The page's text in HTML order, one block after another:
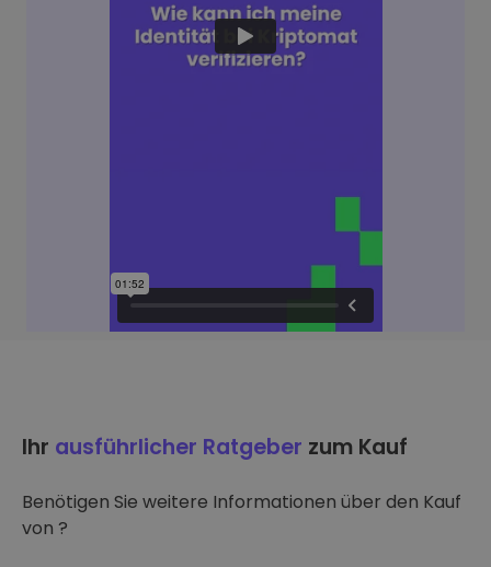
Ihr ausführlicher Ratgeber zum Kauf
Benötigen Sie weitere Informationen über den Kauf
von ?